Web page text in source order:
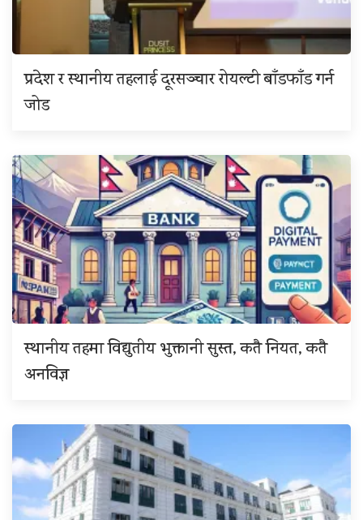
प्रदेश र स्थानीय तहलाई दूरसञ्चार रोयल्टी बाँडफाँड गर्न
जोड
स्थानीय तहमा विद्युतीय भुक्तानी सुस्त, कतै नियत, कतै
अनविज्ञ